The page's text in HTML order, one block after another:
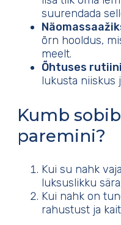
suurendada
õrn hooldus,
meelt.
Õhtuses
lukusta niiskus
Kumb
paremini?
Kui su nahk
luksuslikku
Kui nahk on
rahustust ja